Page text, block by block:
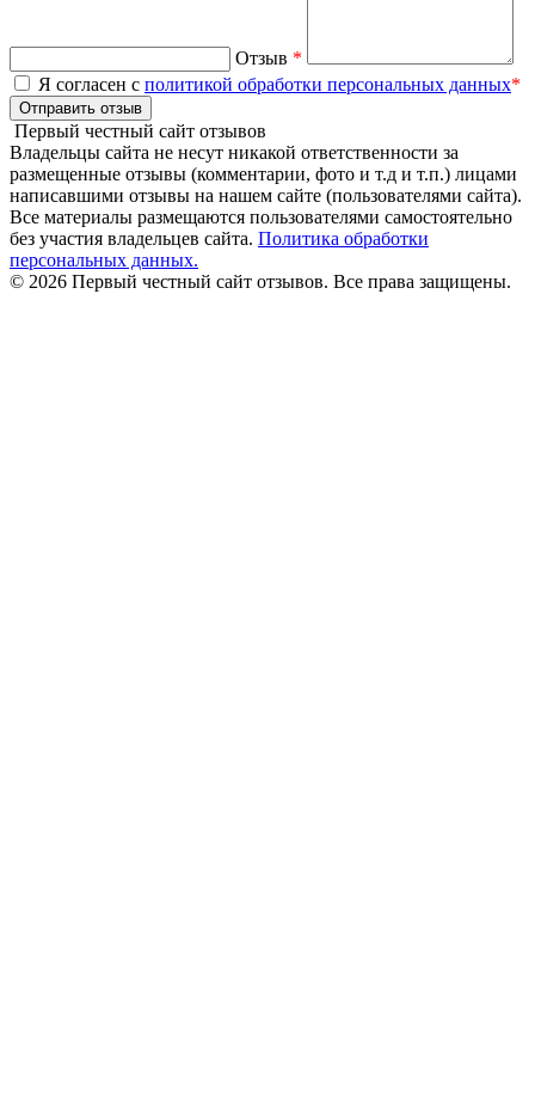
Отзыв *
Я согласен с политикой обработки персональных данных*
Отправить отзыв
Первый честный сайт отзывов
Владельцы сайта не несут никакой ответственности за
размещенные отзывы (комментарии, фото и т.д и т.п.) лицами
написавшими отзывы на нашем сайте (пользователями сайта).
Все материалы размещаются пользователями самостоятельно
без участия владельцев сайта. Политика обработки
персональных данных.
© 2026 Первый честный сайт отзывов. Все права защищены.